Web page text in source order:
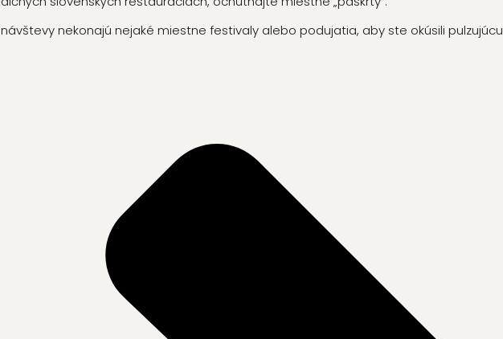
nekonajú nejaké miestne festivaly alebo podujatia, aby ste okúsili